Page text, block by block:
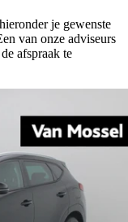
je gewenste
van onze adviseurs
afspraak te